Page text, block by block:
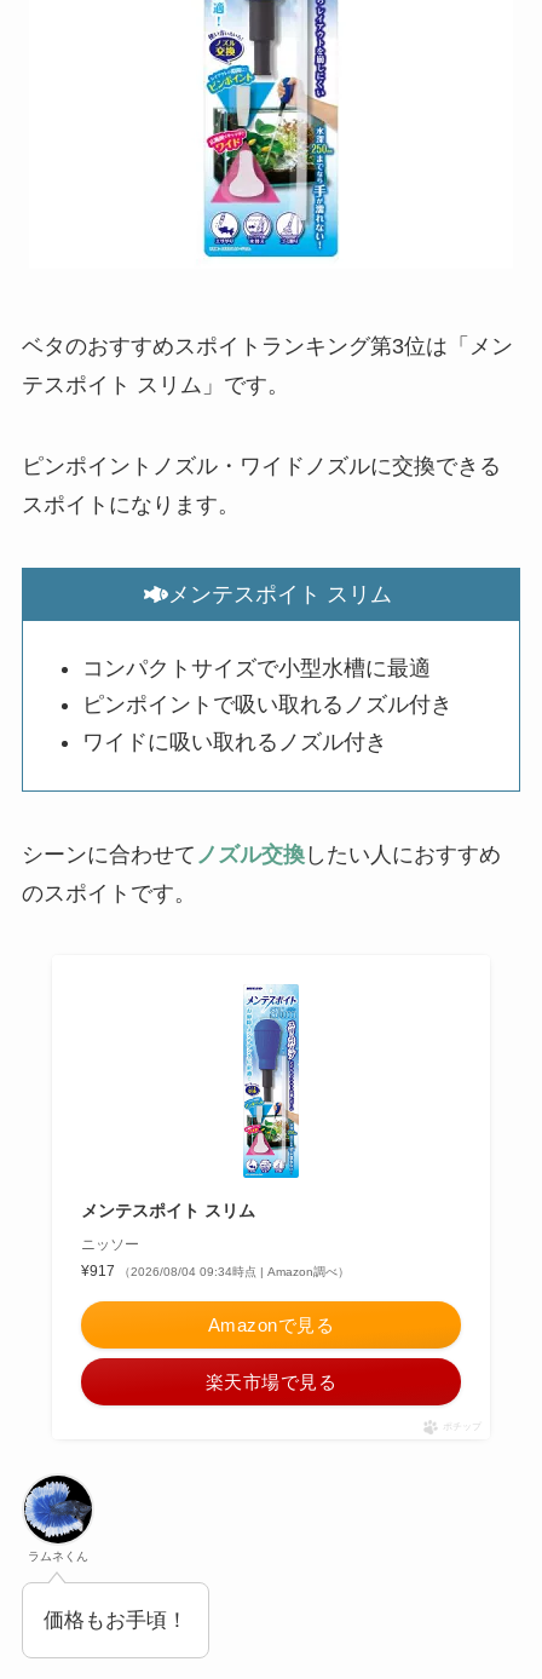
ベタのおすすめスポイトランキング第3位は「メン
テスポイト スリム」です。
ピンポイントノズル・ワイドノズルに交換できる
スポイトになります。
メンテスポイト スリム
コンパクトサイズで小型水槽に最適
ピンポイントで吸い取れるノズル付き
ワイドに吸い取れるノズル付き
シーンに合わせて ノズル交換したい人におすすめ
のスポイトです。
メンテスポイト スリム
ニッソー
¥917
（2026/08/04 09:34時点 | Amazon調べ）
Amazonで見る
楽天市場で見る
ポチップ
ラムネくん
価格もお手頃！